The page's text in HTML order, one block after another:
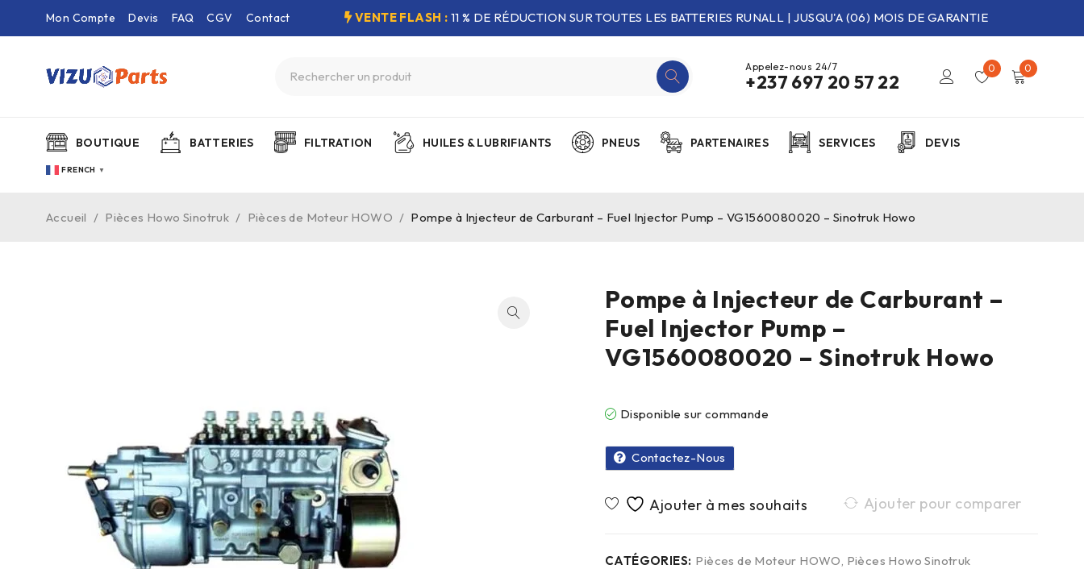
Mon Compte Devis FAQ CGV Contact VENTE FLASH : 11 % DE RÉDUCTION SUR TOUTES LES BATTERIES RUNALL | JUSQU'A (06) MOIS DE GARANTIE
Appelez-nous 24/7
+237 697 20 57 22
0 0
BOUTIQUE BATTERIES FILTRATION HUILES & LUBRIFIANTS PNEUS PARTENAIRES SERVICES DEVIS
FRENCH ▼
Accueil / Pièces Howo Sinotruk / Pièces de Moteur HOWO / Pompe à Injecteur de Carburant – Fuel Injector Pump – VG1560080020 – Sinotruk Howo
Pompe à Injecteur de Carburant –
Fuel Injector Pump –
VG1560080020 – Sinotruk Howo
Disponible sur commande
Contactez-Nous
Ajouter pour comparer
CATÉGORIES: Pièces de Moteur HOWO Pièces Howo Sinotruk